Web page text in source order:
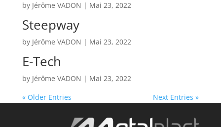
by Jérôme VADON | Mai 23, 2022
Steepway
by Jérôme VADON | Mai 23, 2022
E-Tech
by Jérôme VADON | Mai 23, 2022
« Older Entries
Next Entries »